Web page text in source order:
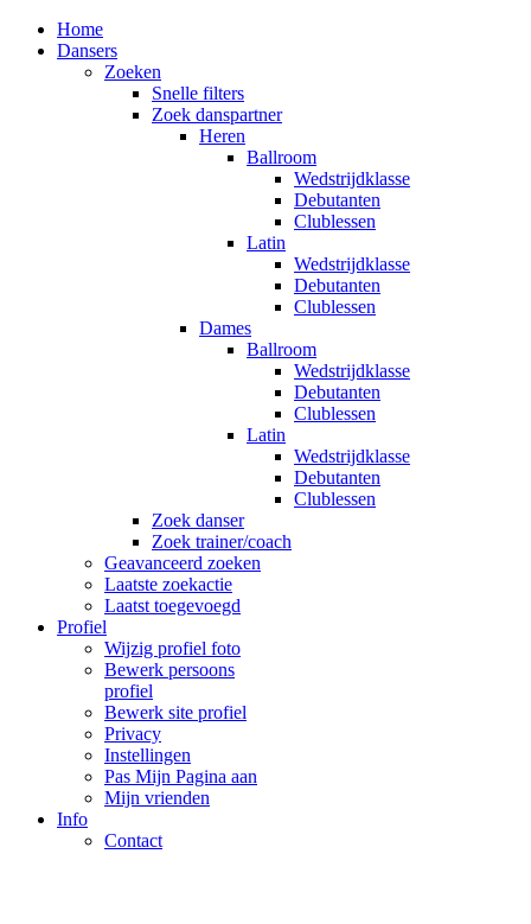
Home
Dansers
Zoeken
Snelle filters
Zoek danspartner
Heren
Ballroom
Wedstrijdklasse
Debutanten
Clublessen
Latin
Wedstrijdklasse
Debutanten
Clublessen
Dames
Ballroom
Wedstrijdklasse
Debutanten
Clublessen
Latin
Wedstrijdklasse
Debutanten
Clublessen
Zoek danser
Zoek trainer/coach
Geavanceerd zoeken
Laatste zoekactie
Laatst toegevoegd
Profiel
Wijzig profiel foto
Bewerk persoons
profiel
Bewerk site profiel
Privacy
Instellingen
Pas Mijn Pagina aan
Mijn vrienden
Info
Contact